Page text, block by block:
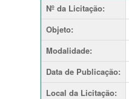
Nº da Licitação:
Objeto:
Modalidade:
Data de Publicação:
Local da Licitação: